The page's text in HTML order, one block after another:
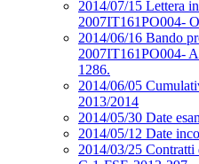
2014/07/15 Lettera
2007IT161PO004-
2014/06/16 Bando
2007IT161PO004-
1286.
2014/06/05
2013/2014
2014/05/30 Date
2014/05/12 Date
2014/03/25 Contratti